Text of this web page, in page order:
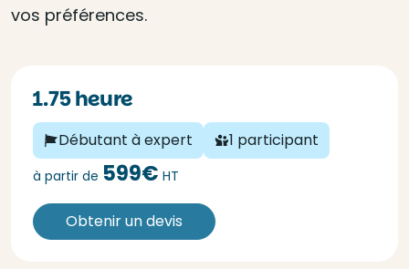
vos préférences.
1.75 heure
Débutant à expert 1 participant
à partir de 599€ HT
Obtenir un devis